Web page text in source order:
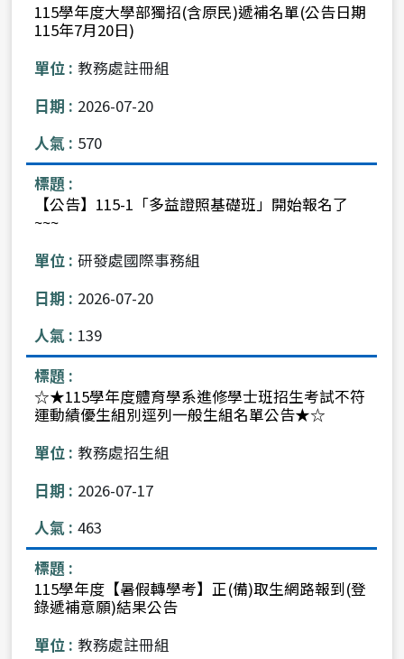
115學年度大學部獨招(含原民)遞補名單(公告日期
115年7月20日)
教務處註冊組
2026-07-20
570
【公告】115-1「多益證照基礎班」開始報名了
~~~
研發處國際事務組
2026-07-20
139
☆★115學年度體育學系進修學士班招生考試不符
運動績優生組別逕列一般生組名單公告★☆
教務處招生組
2026-07-17
463
115學年度【暑假轉學考】正(備)取生網路報到(登
錄遞補意願)結果公告
教務處註冊組